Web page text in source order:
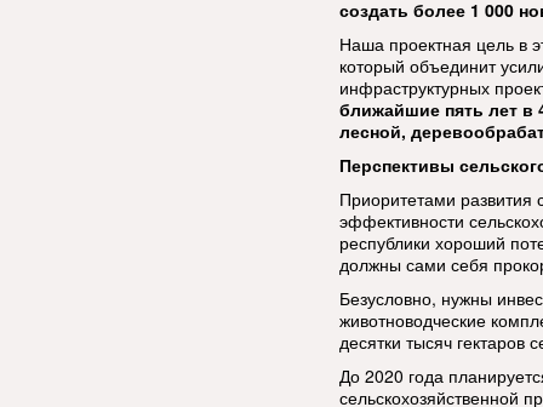
создать более 1 000
Наша проектная цель в
который объединит
инфраструктурных
ближайшие пять лет в
лесной,
Перспективы
Приоритетами развития
эффективности
республики хороший
должны сами себя
Безусловно, нужны
животноводческие
десятки тысяч гектаров
До 2020 года
сельскохозяйственной